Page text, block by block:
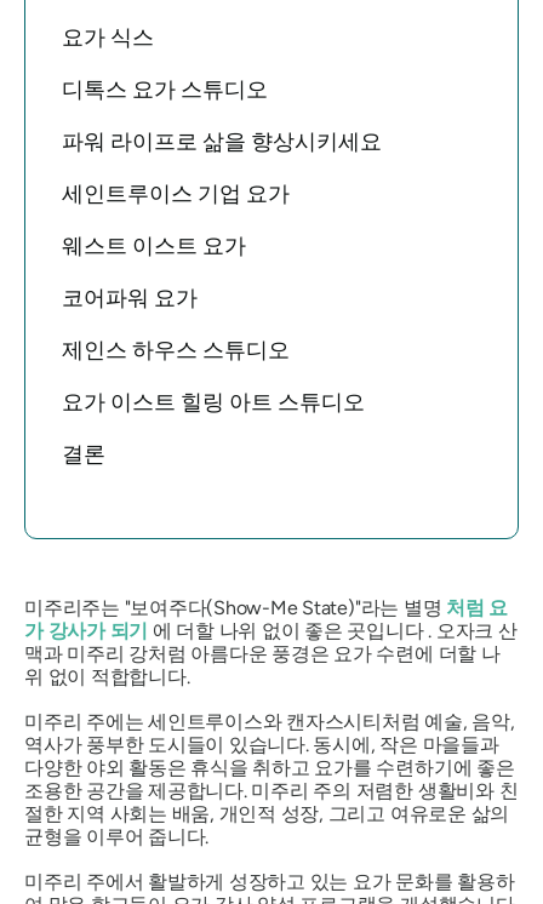
요가 식스
디톡스 요가 스튜디오
파워 라이프로 삶을 향상시키세요
세인트루이스 기업 요가
웨스트 이스트 요가
코어파워 요가
제인스 하우스 스튜디오
요가 이스트 힐링 아트 스튜디오
결론
미주리주는 "보여주다(Show-Me State)"라는 별명 처럼 요
가 강사가 되기 에 더할 나위 없이 좋은 곳입니다 . 오자크 산
맥과 미주리 강처럼 아름다운 풍경은 요가 수련에 더할 나
위 없이 적합합니다.
미주리 주에는 세인트루이스와 캔자스시티처럼 예술, 음악,
역사가 풍부한 도시들이 있습니다. 동시에, 작은 마을들과
다양한 야외 활동은 휴식을 취하고 요가를 수련하기에 좋은
조용한 공간을 제공합니다. 미주리 주의 저렴한 생활비와 친
절한 지역 사회는 배움, 개인적 성장, 그리고 여유로운 삶의
균형을 이루어 줍니다.
미주리 주에서 활발하게 성장하고 있는 요가 문화를 활용하